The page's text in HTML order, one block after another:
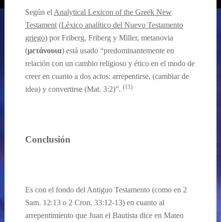
Según elAnalytical Lexicon of the Greek New
Testament(Léxico analítico del Nuevo Testamento
griego) por Friberg, Friberg y Miller, metanovia
(μετάνουια) estáusado “predominantemente en
relación con un cambio religioso y ético en el modo de
creer en cuanto a dos actos: arrepentirse, (cambiar de
idea) y convertirse (Mat. 3:2)”. (11)
Conclusión
Es con el fondo del Antiguo Testamento (como en 2
Sam. 12:13 o 2 Cron. 33:12-13) en cuanto al
arrepentimiento que Juan el Bautista dice en Mateo